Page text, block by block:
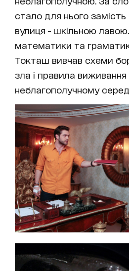
стало для нього замість
вулиця - шкільною
математики та
Токташ вивчав схеми
зла і правила виживання
неблагополучному